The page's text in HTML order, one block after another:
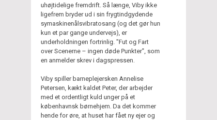
uhøjtidelige fremdrift. Så længe, Viby ikke
ligefrem bryder ud i sin frygtindgydende
symaskinenålsvibratosang (og det gør hun
kun et par gange undervejs), er
underholdningen fortrinlig. "Fut og Fart
over Scenerne – ingen døde Punkter", som
en anmelder skrev i dagspressen.
Viby spiller barneplejersken Annelise
Petersen, kækt kaldet Peter, der arbejder
med et ordentligt kuld unger på et
københavnsk børnehjem. Da det kommer
hende for øre, at huset har fået ny ejer og